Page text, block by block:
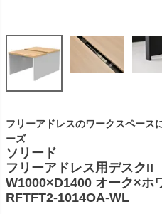
フリーアドレスのワークスペース
ーズ
ソリード
フリーアドレス用デスクII
W1000×D1400 オーク×ホ
RFTFT2-1014OA-WL